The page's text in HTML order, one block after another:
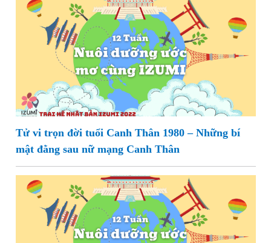
Tử vi trọn đời tuổi Canh Thân 1980 – Những bí
mật đằng sau nữ mạng Canh Thân